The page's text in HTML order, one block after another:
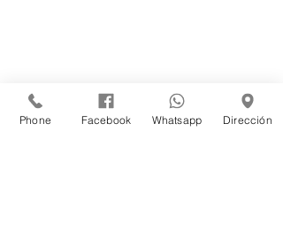
Telef. Fijo: 076 ) 364664
Phone Facebook Whatsapp Dirección